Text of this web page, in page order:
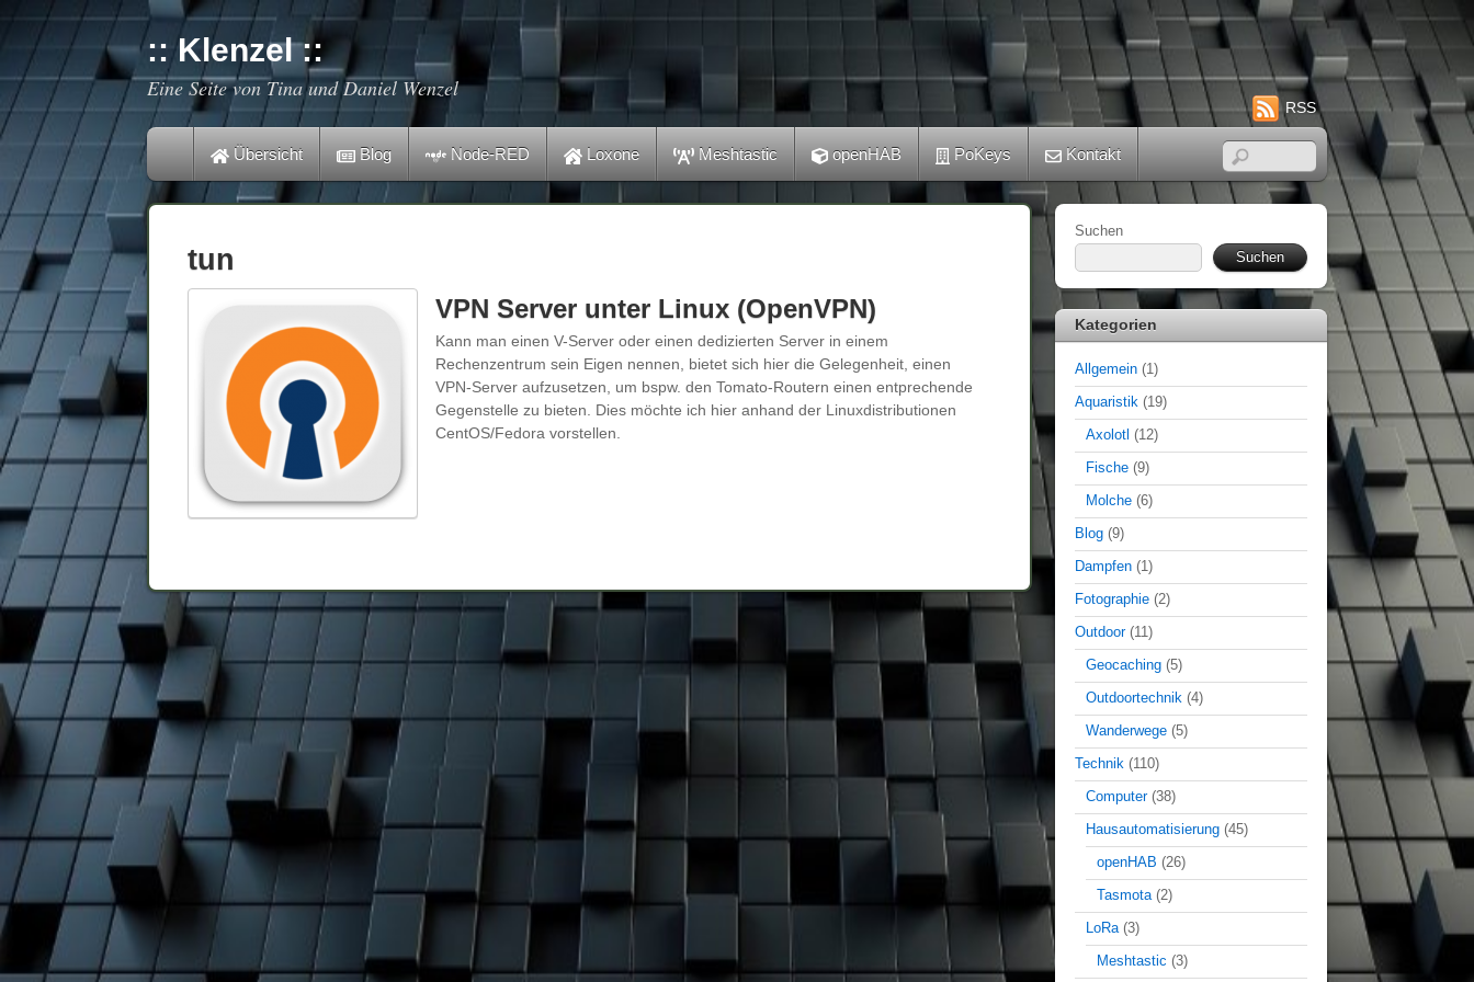
:: Klenzel ::
Eine Seite von Tina und Daniel Wenzel
RSS
Übersicht Blog Node-RED Loxone Meshtastic openHAB PoKeys Kontakt
tun
VPN Server unter Linux (OpenVPN)
Kann man einen V-Server oder einen dedizierten Server in einem
Rechenzentrum sein Eigen nennen, bietet sich hier die Gelegenheit, einen
VPN-Server aufzusetzen, um bspw. den Tomato-Routern einen entprechende
Gegenstelle zu bieten. Dies möchte ich hier anhand der Linuxdistributionen
CentOS/Fedora vorstellen.
Suchen
Suchen
Kategorien
Allgemein (1)
Aquaristik (19)
Axolotl (12)
Fische (9)
Molche (6)
Blog (9)
Dampfen (1)
Fotographie (2)
Outdoor(11)
Geocaching (5)
Outdoortechnik (4)
Wanderwege (5)
Technik (110)
Computer(38)
Hausautomatisierung (45)
openHAB (26)
Tasmota(2)
LoRa(3)
Meshtastic (3)